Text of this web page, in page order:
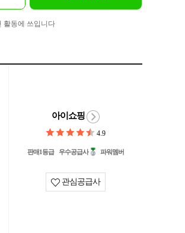
활동에 쓰입니다
아이쇼핑
4.9
판매1등급 우수공급사 파워멤버
관심공급사